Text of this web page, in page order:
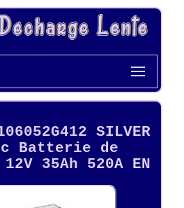
SILVER
Batterie de
35Ah 520A EN